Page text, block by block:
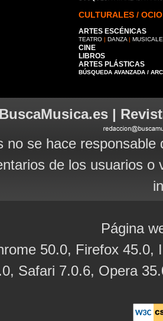
CULTURALES / OCIO
ARTES ESCÉNICAS
TEATRO | DANZA |
CINE
LIBROS
ARTES PLÁSTICAS
BÚSQUEDA AVANZADA /
BuscaMusica.es |
no se hace
de los usuarios
Página
50.0, Firefox 45.0,
Safari 7.0.6, Opera